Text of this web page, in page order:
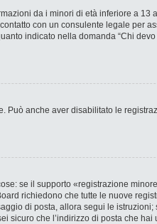
da i minori di età inferiore a 13
con un consulente legale per
indicato nella domanda “Chi
anche aver disabilitato le
se il supporto «registrazione
richiedono che tutte le nuove
di posta, allora segui le
che l’indirizzo di posta che